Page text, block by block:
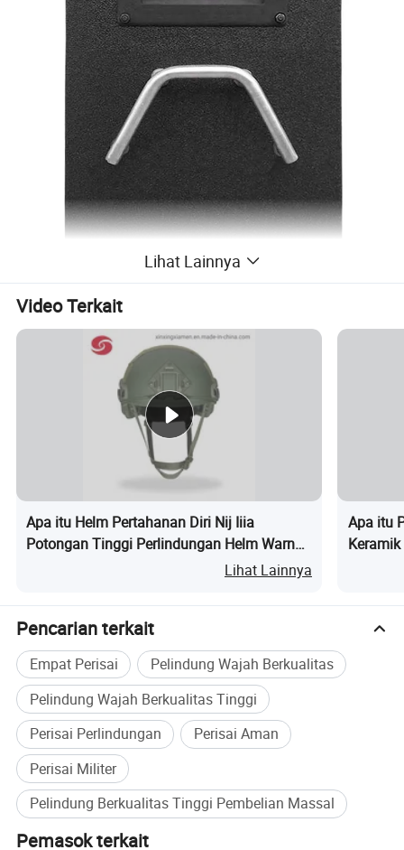
Lihat Lainnya
Video Terkait
Apa itu Helm Pertahanan Diri Nij Iiia
Potongan Tinggi Perlindungan Helm Warna
Lihat Lainnya
Apa itu
Pencarian terkait
Empat Perisai
Pelindung Wajah Berkualitas
Pelindung Wajah Berkualitas Tinggi
Perisai Perlindungan
Perisai Aman
Perisai Militer
Pelindung Berkualitas Tinggi Pembelian Massal
Pemasok terkait